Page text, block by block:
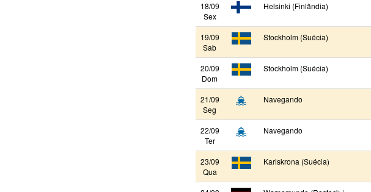
18/09
Sex
Helsinki (Finlândia)
19/09
Sab
Stockholm (Suécia)
20/09
Dom
Stockholm (Suécia)
21/09
Seg
Navegando
22/09
Ter
Navegando
23/09
Qua
Karlskrona (Suécia)